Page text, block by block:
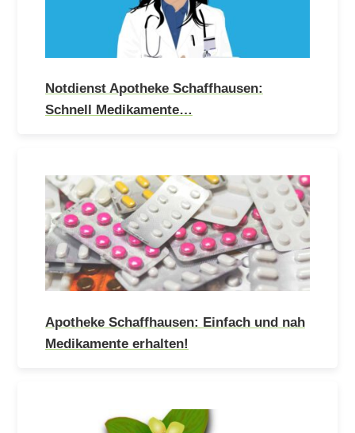
Notdienst Apotheke Schaffhausen:
Schnell Medikamente…
Apotheke Schaffhausen: Einfach und nah
Medikamente erhalten!